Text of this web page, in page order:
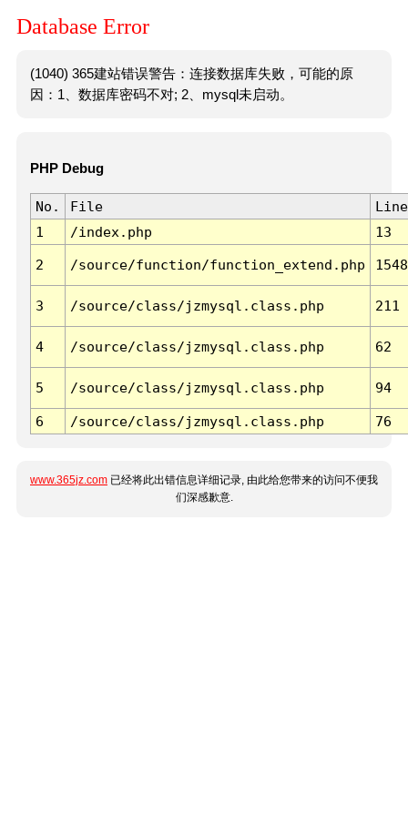
Database Error
(1040) 365建站错误警告：连接数据库失败，可能的原
因：1、数据库密码不对; 2、mysql未启动。
PHP Debug
No. File
Line
1
/index.php 13
2 /source/function/function_extend.php 1548
3 /source/class/jzmysql.class.php 211
4 /source/class/jzmysql.class.php 62
5 /source/class/jzmysql.class.php 94
6 /source/class/jzmysql.class.php 76
www.365jz.com 已经将此出错信息详细记录, 由此给您带来的访问不便我
们深感歉意.